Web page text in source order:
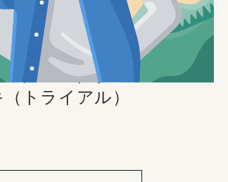
プー・トリー
トライアル）